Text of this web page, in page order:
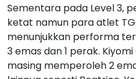
Sementara pada Level 3,
ketat namun para atlet
menunjukkan performa
3 emas dan 1 perak.
masing memperoleh 2